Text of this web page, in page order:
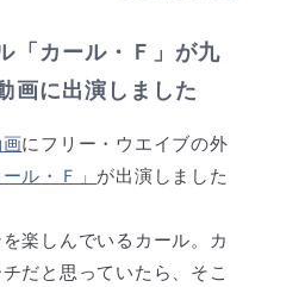
「カール・Ｆ」が九
画に出演しました
にフリー・ウエイブの外
ール・Ｆ」 が出演しました
楽しんでいるカール。カ
だと思っていたら、そこ